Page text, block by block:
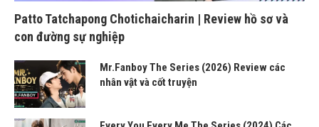
Patto Tatchapong Chotichaicharin | Review hồ sơ và
con đường sự nghiệp
Mr.Fanboy The Series (2026) Review các
nhân vật và cốt truyện